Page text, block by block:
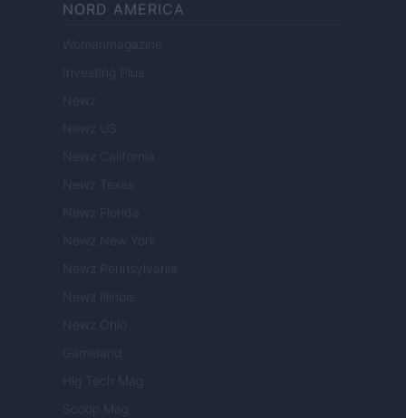
NORD AMERICA
Womanmagazine
Investing Plus
Newz
Newz US
Newz California
Newz Texas
Newz Florida
Newz New York
Newz Pennsylvania
Newz Illinois
Newz Ohio
Gameland
Hig Tech Mag
Scoop Mag